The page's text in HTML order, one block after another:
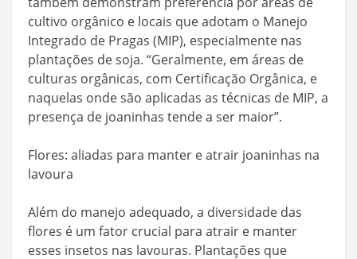
cultivo orgânico e locais que adotam o Manejo
Integrado de Pragas (MIP), especialmente nas
plantações de soja. “Geralmente, em áreas de
culturas orgânicas, com Certificação Orgânica, e
naquelas onde são aplicadas as técnicas de MIP, a
presença de joaninhas tende a ser maior”.
Flores: aliadas para manter e atrair joaninhas na
lavoura
Além do manejo adequado, a diversidade das
flores é um fator crucial para atrair e manter
esses insetos nas lavouras. Plantações que